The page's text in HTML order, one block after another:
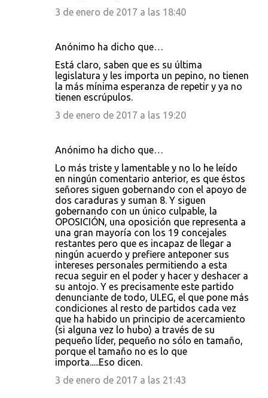
3 de enero de 2017 a las 18:40
Anónimo ha dicho que…
Está claro, saben que es su última
legislatura y les importa un pepino, no tienen
la más mínima esperanza de repetir y ya no
tienen escrúpulos.
3 de enero de 2017 a las 19:20
Anónimo ha dicho que…
Lo más triste y lamentable y no lo he leído
en ningún comentario anterior, es que éstos
señores siguen gobernando con el apoyo de
dos caraduras y suman 8. Y siguen
gobernando con un único culpable, la
OPOSICIÓN, una oposición que representa a
una gran mayoría con los 19 concejales
restantes pero que es incapaz de llegar a
ningún acuerdo y prefiere anteponer sus
intereses personales permitiendo a esta
recua seguir en el poder y hacer y deshacer a
su antojo. Y es precisamente este partido
denunciante de todo, ULEG, el que pone más
condiciones al resto de partidos cada vez
que ha habido un principio de acercamiento
(si alguna vez lo hubo) a través de su
pequeño líder, pequeño no sólo en tamaño,
porque el tamaño no es lo que
importa.....Eso dicen.
3 de enero de 2017 a las 21:43